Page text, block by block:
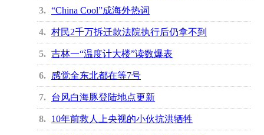
3 “China Cool”成海外热词
4 村民2千万拆迁款法院执行后仍拿不到
5 吉林一“温度计大楼”读数爆表
6 感觉全东北都在等7号
7 台风白海豚登陆地点更新
8 10年前救人上央视的小伙抗洪牺牲